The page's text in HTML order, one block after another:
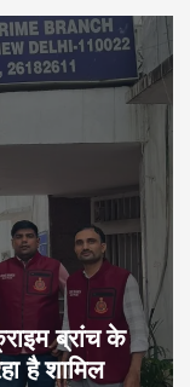
ब्रांच के
है शामिल